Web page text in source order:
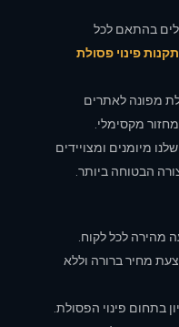
בהתאם לכל
תקנות פינוי פסולת
מפונה לאתרים
מקסימלי.
מיומנים ומצויידים
הבטוחה ביותר.
מהירה לכל לקוח.
מחיר ברורה וללא
בתחום פינוי הפסולת.